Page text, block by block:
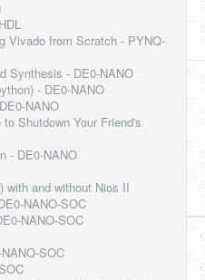
Vivado from Scratch - PYNQ-
Synthesis - DE0-NANO
- DE0-NANO
NANO
Shutdown Your Friend's
- DE0-NANO
with and without Nios II
NANO-SOC
NANO-SOC
SOC